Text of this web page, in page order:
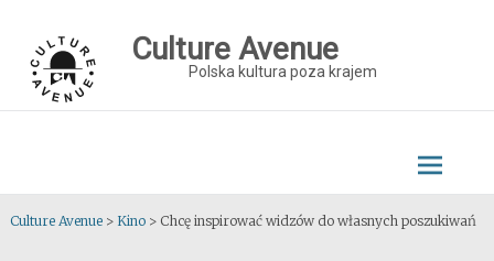
content
Culture Avenue
Polska kultura poza krajem
Culture Avenue> Kino> Chcę inspirować widzów do własnych poszukiwań